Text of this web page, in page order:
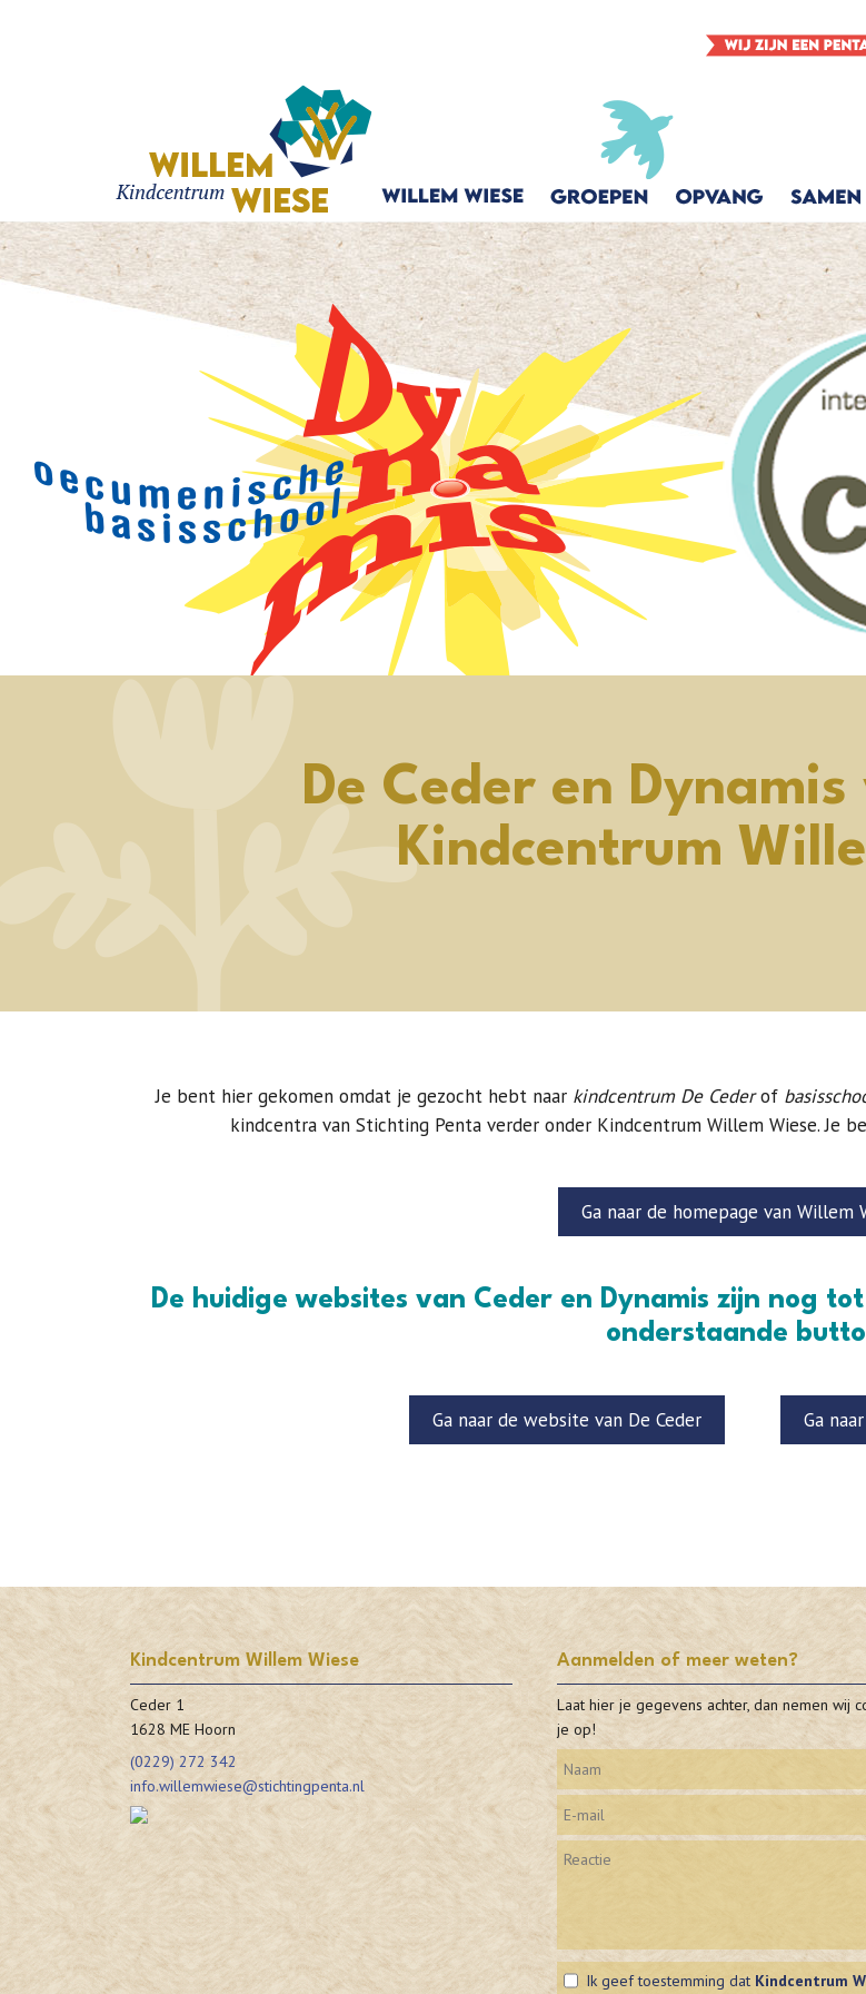
De Ceder en
Kindcentrum
Je bent hier gekomen omdat je gezocht hebt naar kindcentrum De Cederof
kindcentra van Stichting Penta verder onder Kindcentrum Willem Wiese. Je
Ga naar de homepage van Willem
De huidige websites van Ceder en Dynamis zijn nog
onderstaande
Ga naar de website van De Ceder Ga
Kindcentrum Willem Wiese
Ceder 1
1628 ME Hoorn
(0229) 272 342
info.willemwiese@stichtingpenta.nl
Aanmelden of meer weten?
Laat hier je gegevens achter, dan nemen wij
je op!
Ik geef toestemming dat Kindcentrum